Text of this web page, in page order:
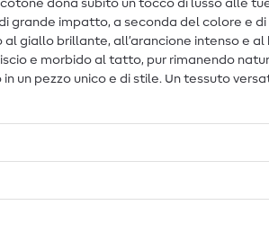
dona subito un tocco di lusso alle
impatto, a seconda del colore e
brillante, all’arancione intenso e
e morbido al tatto, pur rimanendo
pezzo unico e di stile. Un tessuto